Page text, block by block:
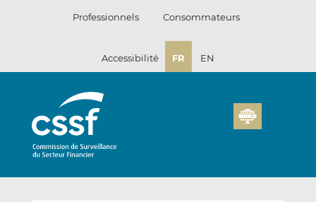
Professionnels Consommateurs
Accessibilité FR EN